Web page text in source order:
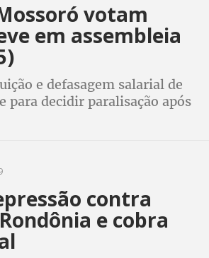
votam
em assembleia
e defasagem salarial de
para decidir paralisação após
contra
e cobra